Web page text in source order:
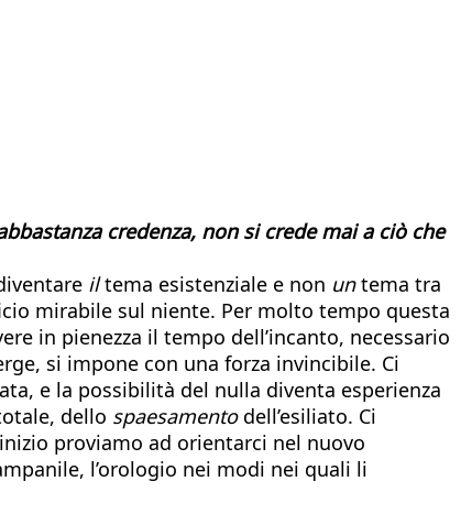
credenza, non si crede mai a ciò che
iltema esistenziale e non untema tra
mirabile sul niente. Per molto tempo questa
in pienezza il tempo dell’incanto, necessario
si impone con una forza invincibile. Ci
e la possibilità del nulla diventa esperienza
dello spaesamentodell’esiliato. Ci
proviamo ad orientarci nel nuovo
l’orologio nei modi nei quali li